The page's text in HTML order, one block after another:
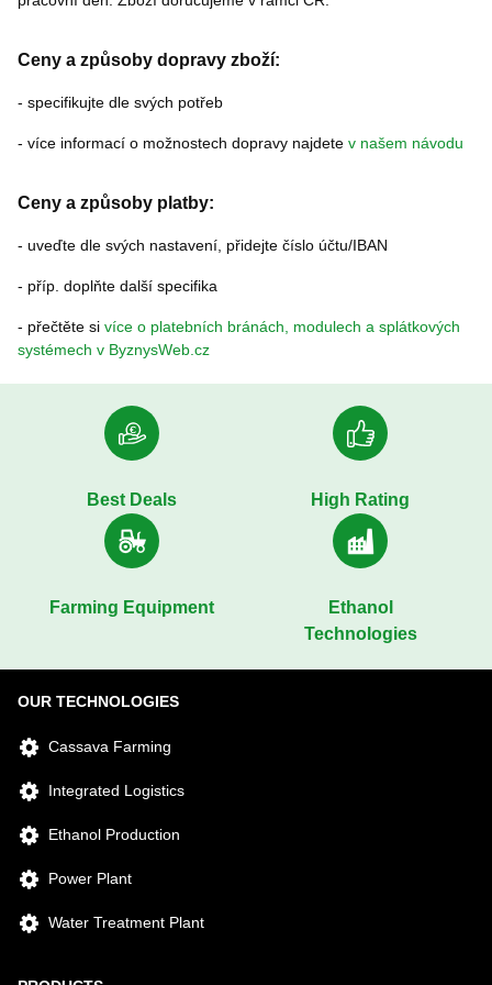
Ceny a způsoby dopravy zboží:
- specifikujte dle svých potřeb
- více informací o možnostech dopravy najdete v našem návodu
Ceny a způsoby platby:
- uveďte dle svých nastavení, přidejte číslo účtu/IBAN
- příp. doplňte další specifika
- přečtěte si více o platebních bránách, modulech a splátkových
systémech v ByznysWeb.cz
Best Deals High Rating
Farming Equipment
Ethanol
Technologies
OUR TECHNOLOGIES
Cassava Farming
Integrated Logistics
Ethanol Production
Power Plant
Water Treatment Plant